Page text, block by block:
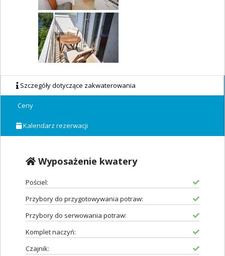
Szczegóły dotyczące zakwaterowania
Ceny
Kalendarz rezerwacji
Wyposażenie kwatery
Pościel:
Przybory do przygotowywania potraw:
Przybory do serwowania potraw:
Komplet naczyń:
Czajnik: